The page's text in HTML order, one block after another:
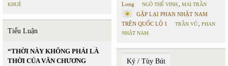
KHUÊ
Tiểu Luận
“THỜI NÀY KHÔNG PHẢI LÀ
THỜI CỦA VĂN CHƯƠNG
Long
NGÔ THẾ VINH MAI TRẦN
GẶP LẠI PHAN NHẬT NAM
TRÊN QUỐC LỘ 1
TRẦN VŨ
PHAN
NHẬT NAM
Ký / Tùy Bút